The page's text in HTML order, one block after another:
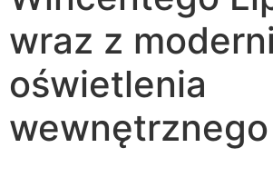
wraz z
oświetlenia
wewnętrznego